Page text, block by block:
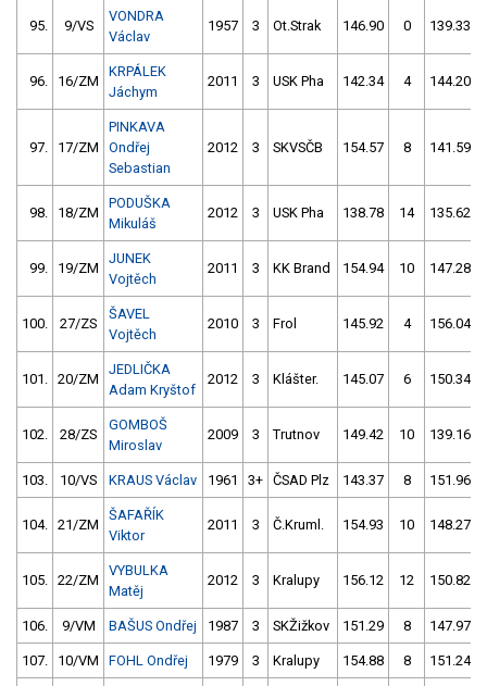
95. 9/VS
VONDRA
Václav
1957 3 Ot.Strak 146.90 0 139.33
96. 16/ZM
KRPÁLEK
Jáchym
2011 3 USK Pha 142.34 4 144.20
97. 17/ZM
PINKAVA
Ondřej
Sebastian
2012 3 SKVSČB 154.57 8 141.59
98. 18/ZM
PODUŠKA
Mikuláš
2012 3 USK Pha 138.78 14 135.62
99. 19/ZM
JUNEK
Vojtěch
2011 3 KK Brand 154.94 10 147.28
100. 27/ZS
ŠAVEL
Vojtěch
2010 3 Frol 145.92 4 156.04
101. 20/ZM
JEDLIČKA
Adam Kryštof
2012 3 Klášter. 145.07 6 150.34
102. 28/ZS
GOMBOŠ
Miroslav
2009 3 Trutnov 149.42 10 139.16
103. 10/VS KRAUS Václav 1961 3+ ČSAD Plz 143.37 8 151.96
104. 21/ZM
ŠAFAŘÍK
Viktor
2011 3 Č.Kruml. 154.93 10 148.27
105. 22/ZM
VYBULKA
Matěj
2012 3 Kralupy 156.12 12 150.82
106. 9/VM BAŠUS Ondřej 1987 3 SKŽižkov 151.29 8 147.97
107. 10/VM FOHL Ondřej 1979 3 Kralupy 154.88 8 151.24